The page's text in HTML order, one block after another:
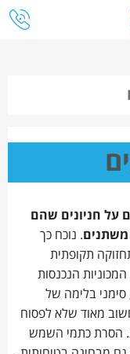
על חניונים שהם
משתנים. נוכח כך
תקופתית
המכוניות הנכנסות
סימני בלימה של
מאוד שלא לפסוח
הסרת כתמי השמש